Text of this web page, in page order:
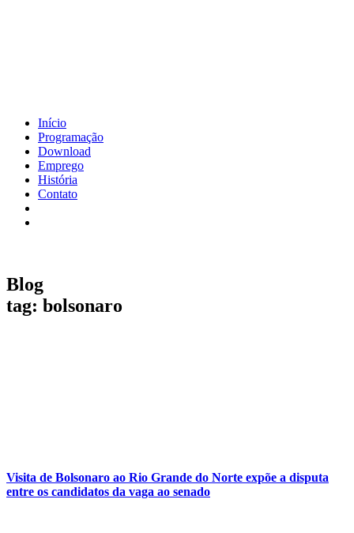
Início
Programação
Download
Emprego
História
Contato
Blog
tag: bolsonaro
Visita de Bolsonaro ao Rio Grande do Norte expõe a disputa
entre os candidatos da vaga ao senado